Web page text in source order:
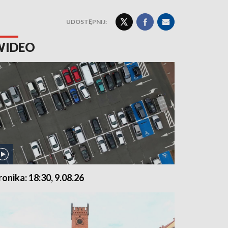
UDOSTĘPNIJ:
18:30, 9.08.26